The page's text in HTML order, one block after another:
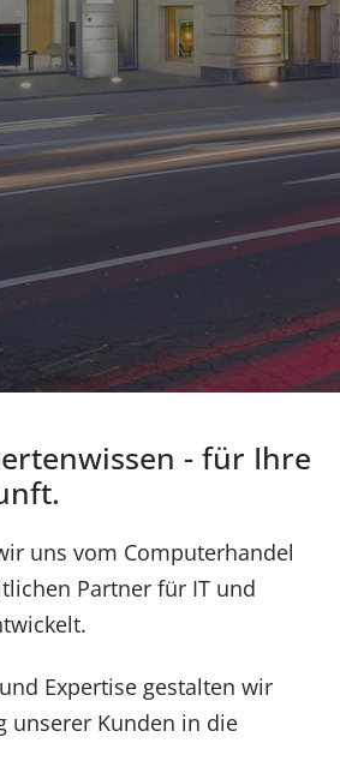
- für Ihre
uns vom Computerhandel
Partner für IT und
Expertise gestalten wir
unserer Kunden in die